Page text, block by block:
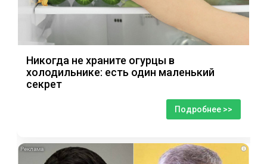
Никогда не храните огурцы в
холодильнике: есть один маленький
секрет
Подробнее >>
i